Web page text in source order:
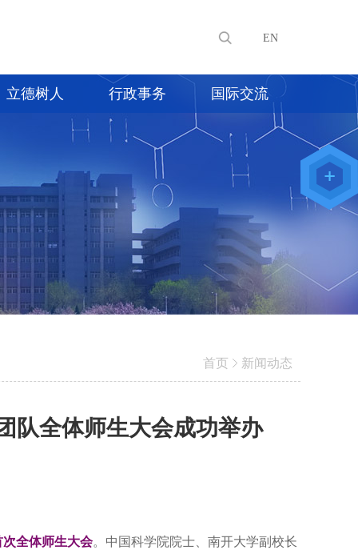
EN
立德树人 行政事务 国际交流
首页 新闻动态
队全体师生大会成功举办
次全体师生大会。中国科学院院士、南开大学副校长